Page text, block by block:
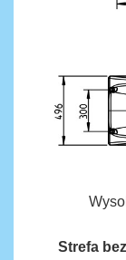
Strefa